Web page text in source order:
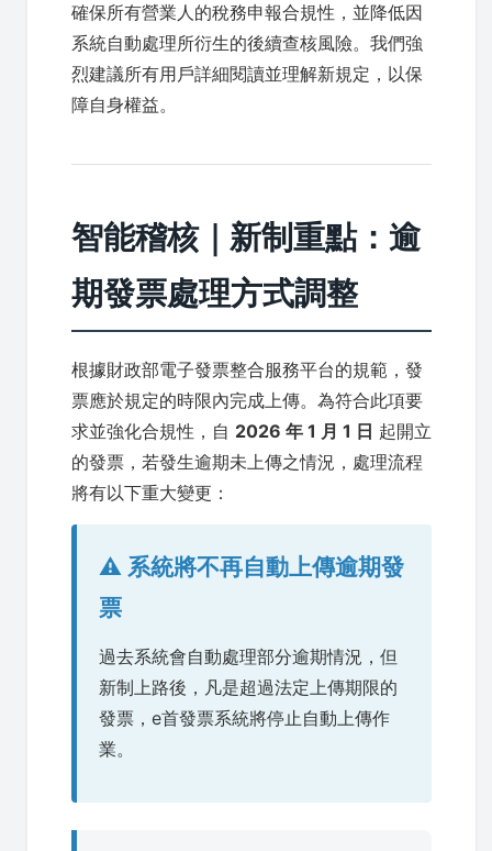
確保所有營業人的稅務申報合規性，並降低因
系統自動處理所衍生的後續查核風險。我們強
烈建議所有用戶詳細閱讀並理解新規定，以保
障自身權益。
智能稽核｜新制重點：逾
期發票處理方式調整
根據財政部電子發票整合服務平台的規範，發
票應於規定的時限內完成上傳。為符合此項要
求並強化合規性，自 2026 年 1 月 1 日 起開立
的發票，若發生逾期未上傳之情況，處理流程
將有以下重大變更：
⚠️ 系統將不再自動上傳逾期發
票
過去系統會自動處理部分逾期情況，但
新制上路後，凡是超過法定上傳期限的
發票，e首發票系統將停止自動上傳作
業。